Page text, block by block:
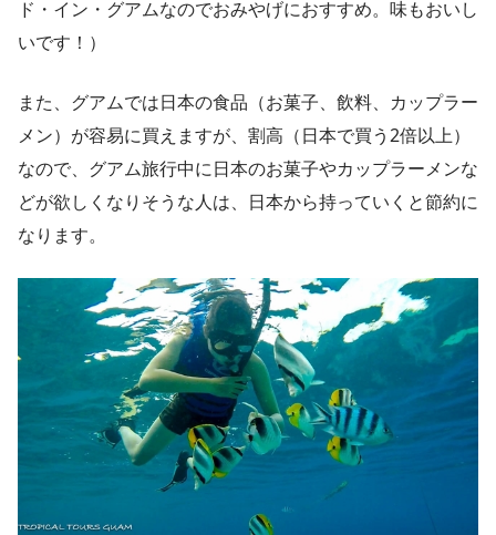
ド・イン・グアムなのでおみやげにおすすめ。味もおいし
いです！）
また、グアムでは日本の食品（お菓子、飲料、カップラー
メン）が容易に買えますが、割高（日本で買う2倍以上）
なので、グアム旅行中に日本のお菓子やカップラーメンな
どが欲しくなりそうな人は、日本から持っていくと節約に
なります。